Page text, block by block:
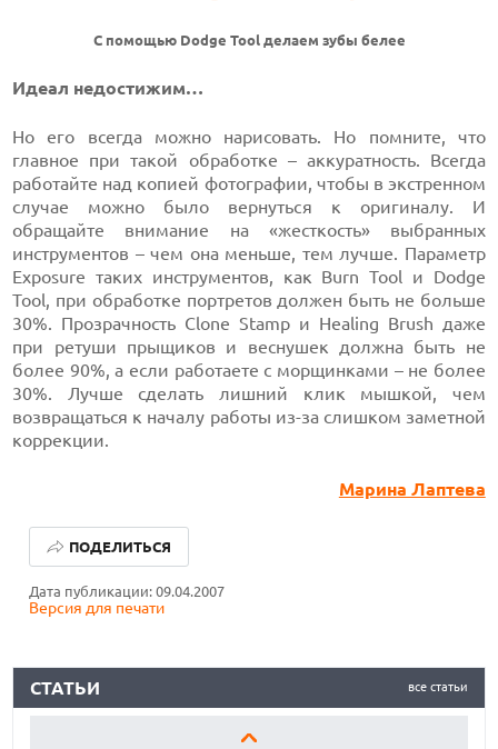
С помощью Dodge Tool делаем зубы белее
Идеал недостижим…
Но его всегда можно нарисовать. Но помните, что
главное при такой обработке – аккуратность. Всегда
работайте над копией фотографии, чтобы в экстренном
случае можно было вернуться к оригиналу. И
обращайте внимание на «жесткость» выбранных
инструментов – чем она меньше, тем лучше. Параметр
Exposure таких инструментов, как Burn Tool и Dodge
Tool, при обработке портретов должен быть не больше
30%. Прозрачность Clone Stamp и Healing Brush даже
при ретуши прыщиков и веснушек должна быть не
более 90%, а если работаете с морщинками – не более
30%. Лучше сделать лишний клик мышкой, чем
возвращаться к началу работы из-за слишком заметной
коррекции.
Марина Лаптева
Дата публикации: 09.04.2007
Версия для печати
ПОДЕЛИТЬСЯ
все статьи
СТАТЬИ
ЛУЧШИЕ ВИДЕОРЕГИСТРАТОРЫ В 2026 ГОДУ
КАК БЕЗОПАСНО КУПИТЬ Б/У СМАРТФОН
КАК БЕЗОПАСНО КУПИТЬ Б/У СМАРТФОН